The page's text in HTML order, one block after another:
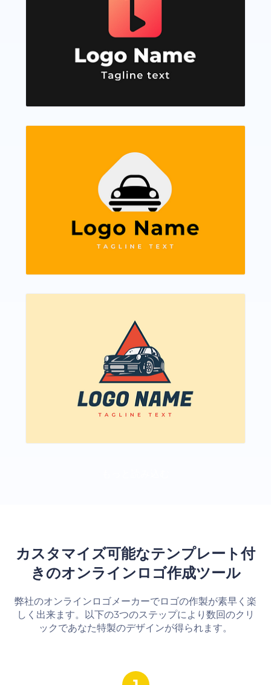
カスタマイズ可能なテンプレート付
きのオンラインロゴ作成ツール
弊社のオンラインロゴメーカーでロゴの作製が素早く楽
しく出来ます。以下の3つのステップにより数回のクリ
ックであなた特製のデザインが得られます。